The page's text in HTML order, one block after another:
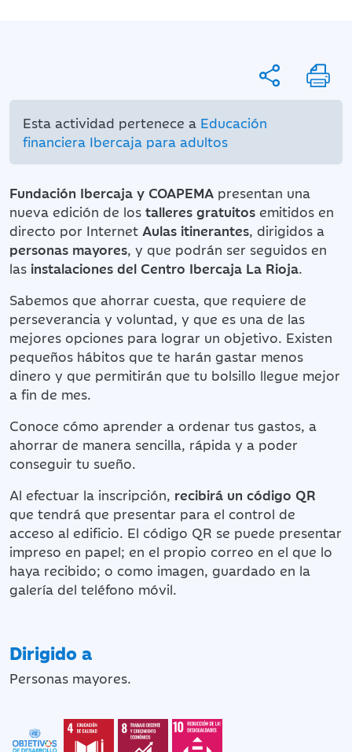
Esta actividad pertenece a Educación
financiera Ibercaja para adultos
Fundación Ibercaja y COAPEMA presentan una
nueva edición de los talleres gratuitos emitidos en
directo por Internet Aulas itinerantes, dirigidos a
personas mayores, y que podrán ser seguidos en
las instalaciones del Centro Ibercaja La Rioja.
Sabemos que ahorrar cuesta, que requiere de
perseverancia y voluntad, y que es una de las
mejores opciones para lograr un objetivo. Existen
pequeños hábitos que te harán gastar menos
dinero y que permitirán que tu bolsillo llegue mejor
a fin de mes.
Conoce cómo aprender a ordenar tus gastos, a
ahorrar de manera sencilla, rápida y a poder
conseguir tu sueño.
Al efectuar la inscripción, recibirá un código QR
que tendrá que presentar para el control de
acceso al edificio. El código QR se puede presentar
impreso en papel; en el propio correo en el que lo
haya recibido; o como imagen, guardado en la
galería del teléfono móvil.
Dirigido a
Personas mayores.